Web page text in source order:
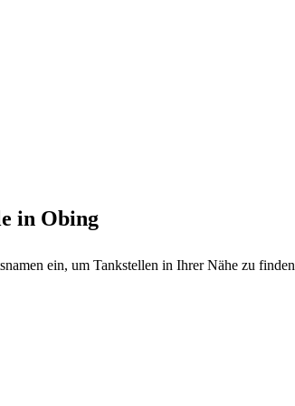
in Obing
ein, um Tankstellen in Ihrer Nähe zu finden